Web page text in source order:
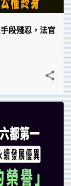
段殘忍，法官